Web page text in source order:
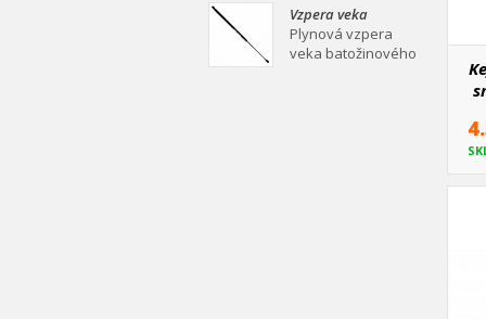
mm Plynová vzpera
veka batožinového
priestoru Ei
Vzpera veka
batožinového
priestoru 530/210
Plynová vzpera
veka batožinového